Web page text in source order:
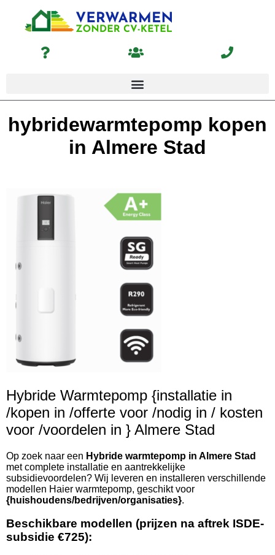
hybridewarmtepomp kopen
in Almere Stad
Hybride Warmtepomp {installatie in
/kopen in /offerte voor /nodig in / kosten
voor /voordelen in } Almere Stad
Op zoek naar een Hybride warmtepomp in Almere Stad
met complete installatie en aantrekkelijke
subsidievoordelen? Wij leveren en installeren verschillende
modellen Haier warmtepomp, geschikt voor
{huishoudens/bedrijven/organisaties}.
Beschikbare modellen (prijzen na aftrek ISDE-
subsidie €725):